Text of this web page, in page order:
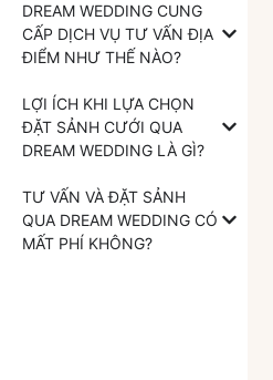
DREAM WEDDING CUNG
CẤP DỊCH VỤ TƯ VẤN ĐỊA
ĐIỂM NHƯ THẾ NÀO?
LỢI ÍCH KHI LỰA CHỌN
ĐẶT SẢNH CƯỚI QUA
DREAM WEDDING LÀ GÌ?
TƯ VẤN VÀ ĐẶT SẢNH
QUA DREAM WEDDING CÓ
MẤT PHÍ KHÔNG?